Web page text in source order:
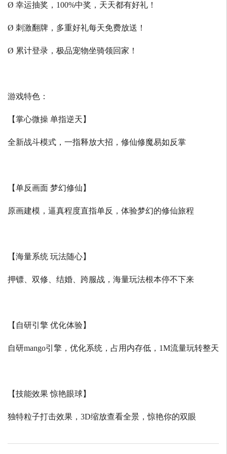
Ø 幸运抽奖，100%中奖，天天都有好礼！
Ø 刺激翻牌，多重好礼每天免费放送！
Ø 累计登录，极品宠物坐骑领回家！
游戏特色：
【掌心微操 单指逆天】
全新战斗模式，一指释放大招，修仙修魔易如反掌
【单反画面 梦幻修仙】
原画建模，逼真程度直指单反，体验梦幻的修仙旅程
【海量系统 玩法随心】
押镖、双修、结婚、跨服战，海量玩法根本停不下来
【自研引擎 优化体验】
自研mango引擎，优化系统，占用内存低， 1M流量玩转整天
【技能效果 惊艳眼球】
独特粒子打击效果， 3D缩放查看全景，惊艳你的双眼